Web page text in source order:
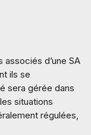
associés d’une SA
ils se
sera gérée dans
situations
régulées,